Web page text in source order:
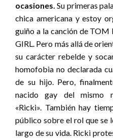
ocasiones. Su primeras
chica americana y estoy
guiño a la canción de
GIRL. Pero más allá de
su carácter rebelde y
homofobia no declarada
de su hijo. Pero,
nacido gay del mismo
«Ricki». También hay
público sobre el rol que se
largo de su vida. Ricki